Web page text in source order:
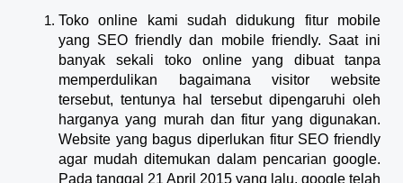
Toko online kami sudah didukung fitur mobile
yang SEO friendly dan mobile friendly. Saat ini
banyak sekali toko online yang dibuat tanpa
memperdulikan bagaimana visitor website
tersebut, tentunya hal tersebut dipengaruhi oleh
harganya yang murah dan fitur yang digunakan.
Website yang bagus diperlukan fitur SEO friendly
agar mudah ditemukan dalam pencarian google.
Pada tanggal 21 April 2015 yang lalu, google telah